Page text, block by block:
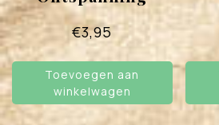
€3,95
Toevoegen aan
winkelwagen